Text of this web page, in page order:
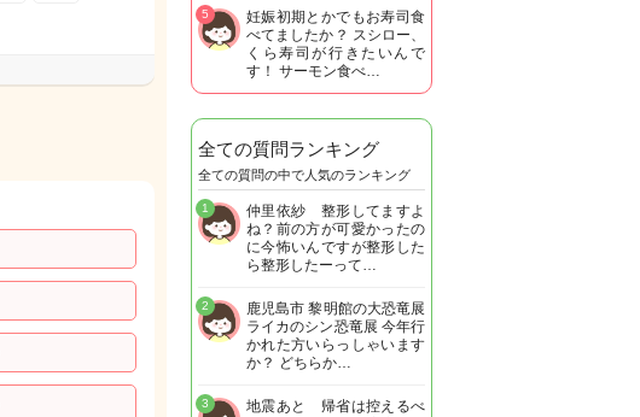
妊娠初期とかでもお寿司食
べてましたか？ スシロー、
くら寿司が行きたいんで
す！ サーモン食べ…
5
全ての質問ランキング
全ての質問の中で人気のランキング
仲里依紗 整形してますよ
ね？前の方が可愛かったの
に今怖いんですが整形した
ら整形したーって…
1
鹿児島市 黎明館の大恐竜展
ライカのシン恐竜展 今年行
かれた方いらっしゃいます
か？ どちらか…
2
地震あと 帰省は控えるべ
3